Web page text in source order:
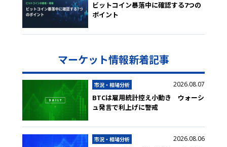
ビットコイン暴落中に確認する7つの
ポイント
マーケット情報新着記事
市況・相場分析 2026.08.07
BTCは雇用統計控え小動き ウォーシ
ュ発言で利上げに警戒
市況・相場分析 2026.08.06